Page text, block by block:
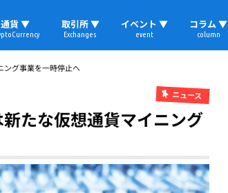
通貨 ▼ 取引所 ▼
Exchanges
イベント ▼
event
コラム ▼
column
ング事業を一時停止へ
ニュース
たな仮想通貨マイニング